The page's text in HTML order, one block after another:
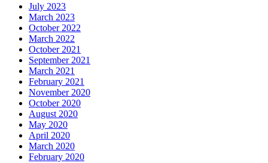
July 2023
March 2023
October 2022
March 2022
October 2021
September 2021
March 2021
February 2021
November 2020
October 2020
August 2020
May 2020
April 2020
March 2020
February 2020